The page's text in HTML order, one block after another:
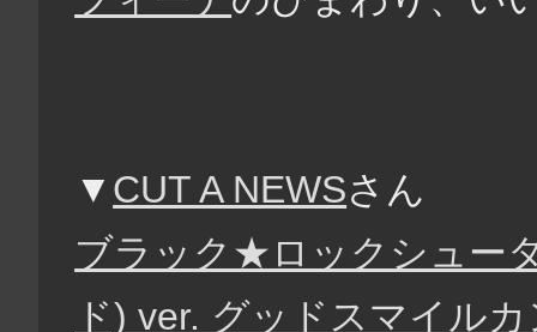
▼ CUT A NEWSさん
ブラック★ロックシュー
ド) ver. グッドスマイル